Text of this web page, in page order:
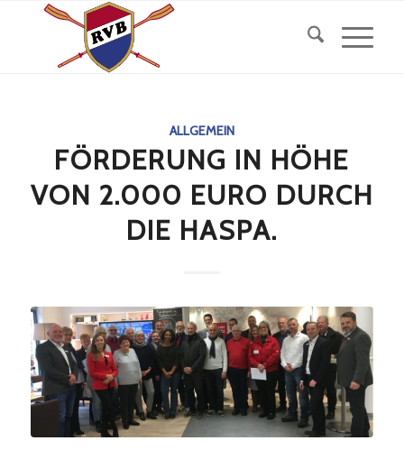
ALLGEMEIN
FÖRDERUNG IN HÖHE
VON 2.000 EURO DURCH
DIE HASPA.